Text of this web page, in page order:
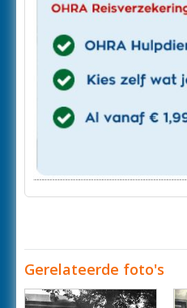
Gerelateerde foto's